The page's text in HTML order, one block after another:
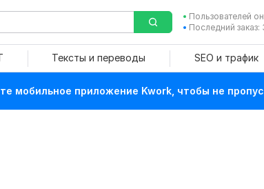
Пользователей
Последний заказ:
Тексты и переводы SEO и трафик
мобильное приложение Kwork, чтобы не